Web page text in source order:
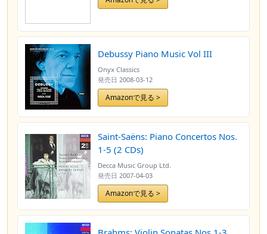
Debussy Piano Music Vol III
Onyx Classics
発売日 2008-03-12
Amazonで見る >
Saint-Saëns: Piano Concertos Nos.
1-5 (2 CDs)
Decca Music Group Ltd.
発売日 2007-04-03
Amazonで見る >